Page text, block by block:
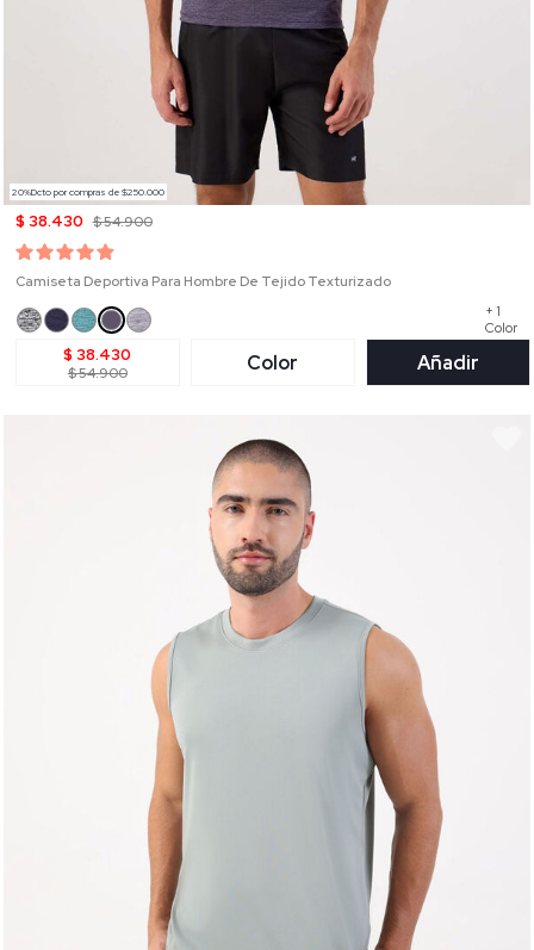
20%Dcto por compras de $250.000
$ 38.430 $ 54.900
Camiseta Deportiva Para Hombre De Tejido Texturizado
+ 1
Color
$ 38.430
$ 54.900 Color Añadir